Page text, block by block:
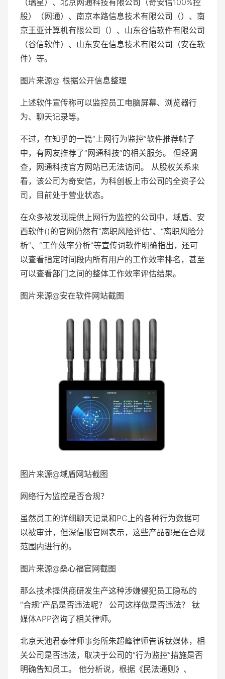
（瑞星）、北京网通科技有限公司（奇安信100%控
股）（网通）、南京本路信息技术有限公司（）、南
京王亚计算机有限公司（）、山东谷信软件有限公司
（谷信软件）、山东安在信息技术有限公司（安在软
件）等。
图片来源@ 根据公开信息整理
上述软件宣传称可以监控员工电脑屏幕、浏览器行
为、聊天记录等。
不过，在知乎的一篇“上网行为监控”软件推荐帖子
中，有网友推荐了“网通科技”的相关服务。 但经调
查，网通科技官方网站已无法访问。 从股权关系来
看，该公司为奇安信，为科创板上市公司的全资子公
司，目前处于营业状态。
在众多被发现提供上网行为监控的公司中，域盾、安
西软件()的官网仍然有“离职风险评估”、“离职风险分
析”、“工作效率分析”等宣传词软件明确指出，还可
以查看指定时间段内所有用户的工作效率排名，甚至
可以查看部门之间的整体工作效率评估结果。
图片来源@安在软件网站截图
图片来源@域盾网站截图
网络行为监控是否合规？
虽然员工的详细聊天记录和PC上的各种行为数据可
以被审计，但深信服官网表示，这些产品都是在合规
范围内进行的。
图片来源@桑心福官网截图
那么技术提供商研发生产这种涉嫌侵犯员工隐私的
“合规”产品是否违法呢？ 公司这样做是否违法？ 钛
媒体APP咨询了相关律师。
北京天池君泰律师事务所朱超峰律师告诉钛媒体，相
关公司是否违法，取决于公司的“行为监控”措施是否
明确告知员工。 他分析说，根据《民法通则》、